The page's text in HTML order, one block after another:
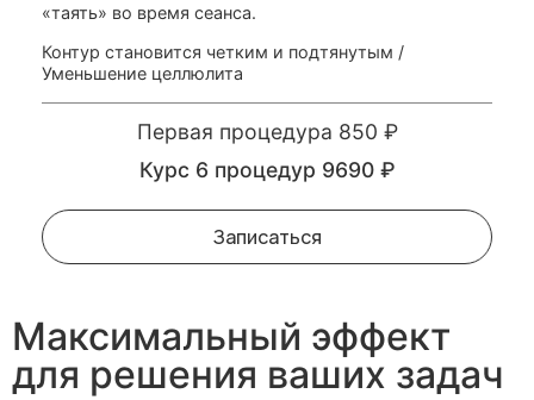
«таять» во время сеанса.
Контур становится четким и подтянутым /
Уменьшение целлюлита
Первая процедура 850 ₽
Курс 6 процедур 9690 ₽
Записаться
Максимальный эффект
для решения ваших задач